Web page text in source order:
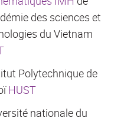
des sciences et
du Vietnam
Polytechnique de
HUST
nationale du